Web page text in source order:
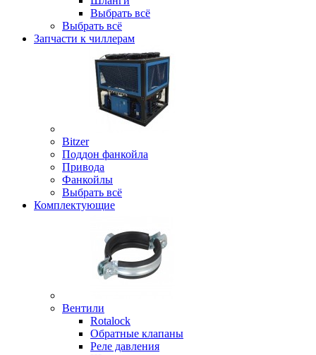
Выбрать всё
Выбрать всё
Запчасти к чиллерам
Bitzer
Поддон фанкойла
Привода
Фанкойлы
Выбрать всё
Комплектующие
Вентили
Rotalock
Обратные клапаны
Реле давления